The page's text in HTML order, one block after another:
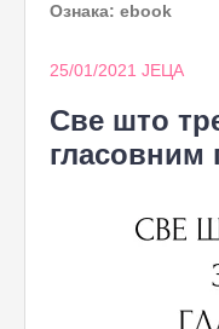
Ознака: ebook
25/01/2021 ЈЕЦА
Све што
гласовним